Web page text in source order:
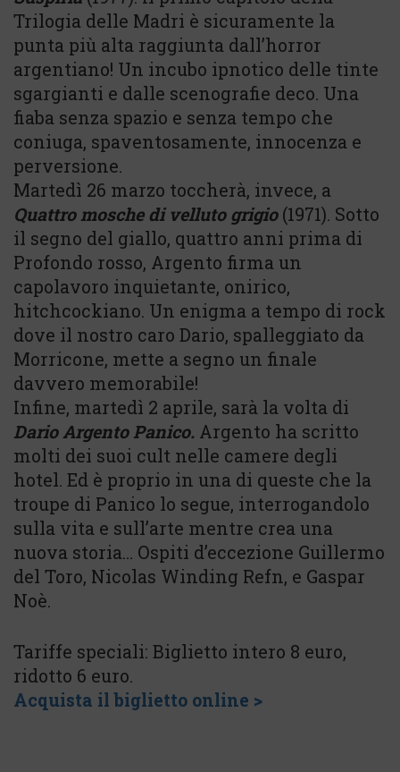
Trilogia delle Madri è sicuramente la
punta più alta raggiunta dall’horror
argentiano! Un incubo ipnotico delle tinte
sgargianti e dalle scenografie deco. Una
fiaba senza spazio e senza tempo che
coniuga, spaventosamente, innocenza e
perversione.
Martedì 26 marzo toccherà, invece, a
Quattro mosche di velluto grigio(1971). Sotto
il segno del giallo, quattro anni prima di
Profondo rosso, Argento firma un
capolavoro inquietante, onirico,
hitchcockiano. Un enigma a tempo di rock
dove il nostro caro Dario, spalleggiato da
Morricone, mette a segno un finale
davvero memorabile!
Infine, martedì 2 aprile, sarà la volta di
Dario Argento Panico. Argento ha scritto
molti dei suoi cult nelle camere degli
hotel. Ed è proprio in una di queste che la
troupe di Panico lo segue, interrogandolo
sulla vita e sull’arte mentre crea una
nuova storia… Ospiti d’eccezione Guillermo
del Toro, Nicolas Winding Refn, e Gaspar
Noè.
Tariffe speciali: Biglietto intero 8 euro,
ridotto 6 euro.
Acquista il biglietto online >